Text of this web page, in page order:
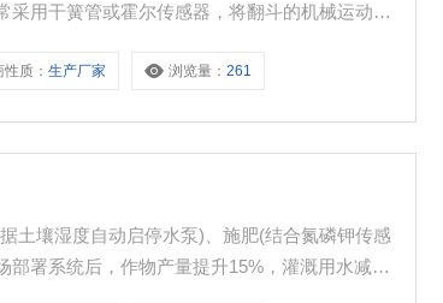
用干簧管或霍尔传感器，将翻斗的机械运动转
性强，可在复杂环境中长期稳定运行，减少设
性质：生产厂家 浏览量：261
土壤湿度自动启停水泵)、施肥(结合氮磷钾传感
署系统后，作物产量提升15%，灌溉用水减少